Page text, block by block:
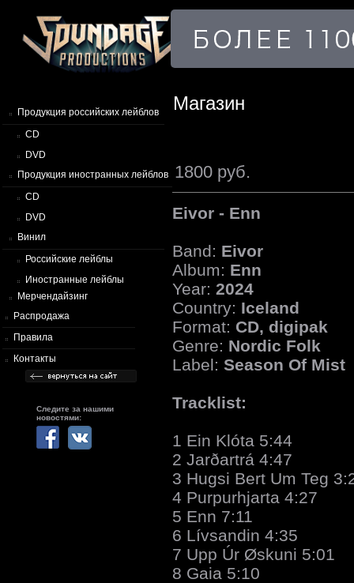
Продукция российских лейблов
CD
DVD
Продукция иностранных лейблов
CD
DVD
Винил
Российские лейблы
Иностранные лейблы
Мерчендайзинг
Распродажа
Правила
Контакты
Следите за нашими
новостями:
Магазин
1800 руб.
Eivor - Enn
Band: Eivor
Album: Enn
Year: 2024
Country: Iceland
Format: CD, digipak
Genre: Nordic Folk
Label: Season Of Mist
Tracklist:
1 Ein Klóta 5:44
2 Jarðartrá 4:47
3 Hugsi Bert Um Teg
4 Purpurhjarta 4:27
5 Enn 7:11
6 Lívsandin 4:35
7 Upp Úr Øskuni 5:01
8 Gaia 5:10